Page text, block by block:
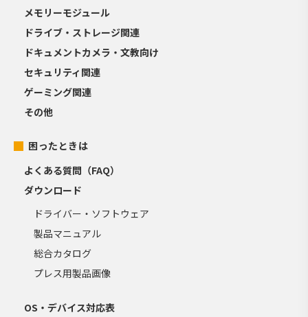
メモリーモジュール
ドライブ・ストレージ関連
ドキュメントカメラ・文教向け
セキュリティ関連
ゲーミング関連
その他
困ったときは
よくある質問（FAQ）
ダウンロード
ドライバー・ソフトウェア
製品マニュアル
総合カタログ
プレス用製品画像
OS・デバイス対応表